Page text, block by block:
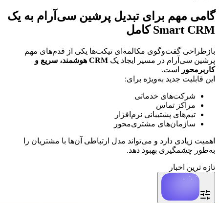
Smart CRM کامل
پرشین سی‌آر‌ام در مسیر ایجاد یک
کاربرمحور
است.
این قابلیت جدید به‌ویژه برای:
شرکت‌های خدماتی
مراکز تماس
تیم‌های پشتیبانی نرم‌افزار
سازمان‌های مشتری‌محور
به‌طور چشمگیری بهبود دهد.
تازه ترین اخبار